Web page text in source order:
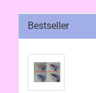
Bestseller